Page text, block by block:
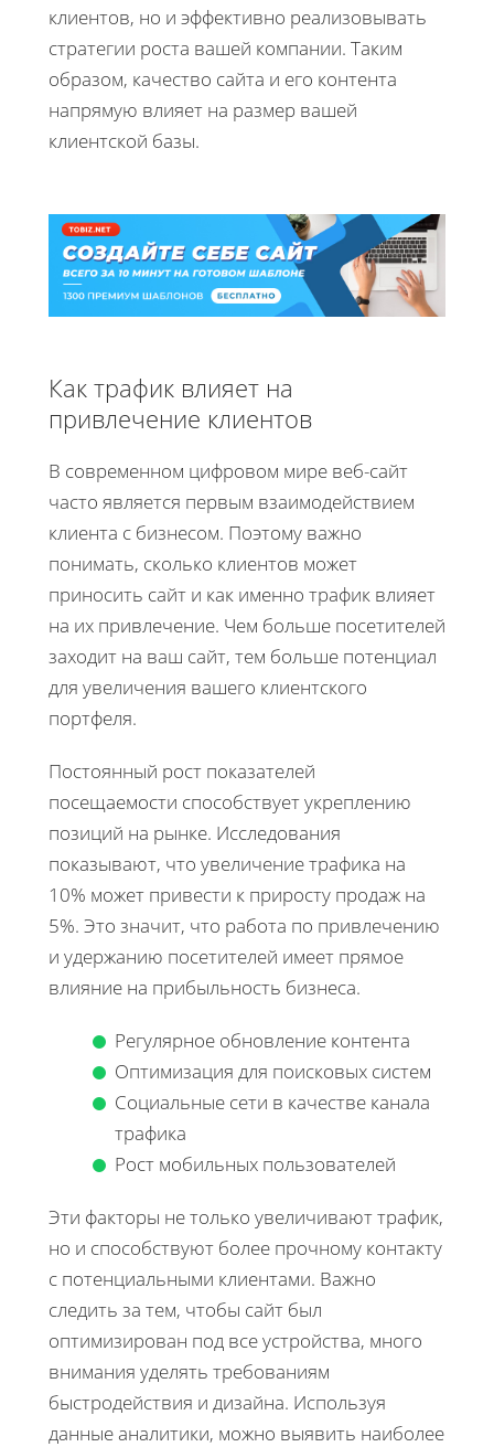
клиентов, но и эффективно реализовывать
стратегии роста вашей компании. Таким
образом, качество сайта и его контента
напрямую влияет на размер вашей
клиентской базы.
Как трафик влияет на
привлечение клиентов
В современном цифровом мире веб-сайт
часто является первым взаимодействием
клиента с бизнесом. Поэтому важно
понимать, сколько клиентов может
приносить сайт и как именно трафик влияет
на их привлечение. Чем больше посетителей
заходит на ваш сайт, тем больше потенциал
для увеличения вашего клиентского
портфеля.
Постоянный рост показателей
посещаемости способствует укреплению
позиций на рынке. Исследования
показывают, что увеличение трафика на
10% может привести к приросту продаж на
5%. Это значит, что работа по привлечению
и удержанию посетителей имеет прямое
влияние на прибыльность бизнеса.
Регулярное обновление контента
Оптимизация для поисковых систем
Социальные сети в качестве канала
трафика
Рост мобильных пользователей
Эти факторы не только увеличивают трафик,
но и способствуют более прочному контакту
с потенциальными клиентами. Важно
следить за тем, чтобы сайт был
оптимизирован под все устройства, много
внимания уделять требованиям
быстродействия и дизайна. Используя
данные аналитики, можно выявить наиболее